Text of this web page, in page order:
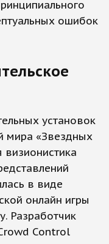
ошибок
установок
мира «Звездных
визионистика
в виде
онлайн игры
Разработчик
Control